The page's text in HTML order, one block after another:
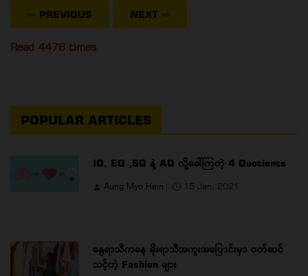
⇐ PREVIOUS NEXT ⇒
Read 4476 times
POPULAR ARTICLES
IQ, EQ ,SQ နဲ့ AQ လို့ခေါ်ကြတဲ့ 4 Quotients
Aung Myo Hein 15 Jan, 2021
နွေရာသီကနေ မိုးရာသီအကူးအပြောင်းမှာ ဝတ်ဆင်
သင့်တဲ့ Fashion များ